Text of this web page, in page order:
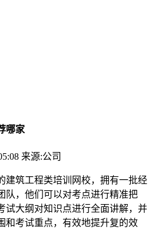
哪家
来源:公司
建筑工程类培训网校，拥有一批经
队，他们可以对考点进行精准把
试大纲对知识点进行全面讲解，并
和考试重点，有效地提升复的效